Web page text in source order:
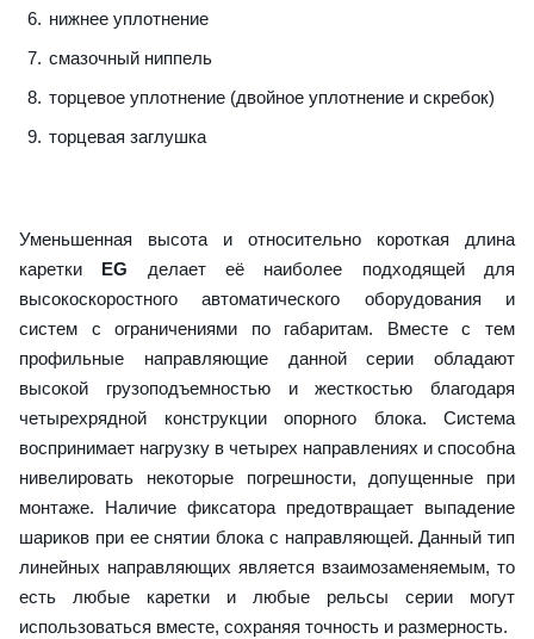
нижнее уплотнение
смазочный ниппель
торцевое уплотнение (двойное уплотнение и скребок)
торцевая заглушка
Уменьшенная высота и относительно короткая длина
каретки EG делает её наиболее подходящей для
высокоскоростного автоматического оборудования и
систем с ограничениями по габаритам. Вместе с тем
профильные направляющие данной серии обладают
высокой грузоподъемностью и жесткостью благодаря
четырехрядной конструкции опорного блока. Система
воспринимает нагрузку в четырех направлениях и способна
нивелировать некоторые погрешности, допущенные при
монтаже. Наличие фиксатора предотвращает выпадение
шариков при ее снятии блока с направляющей. Данный тип
линейных направляющих является взаимозаменяемым, то
есть любые каретки и любые рельсы серии могут
использоваться вместе, сохраняя точность и размерность.